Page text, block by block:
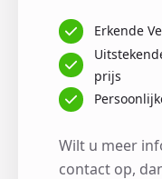
Erkende
prijs
Wilt u meer
contact op,